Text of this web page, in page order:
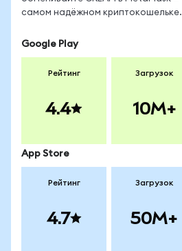
самом надёжном криптокошельке.
Google Play
Рейтинг
4.4
Загрузок
10M+
App Store
Рейтинг
4.7
Загрузок
50M+